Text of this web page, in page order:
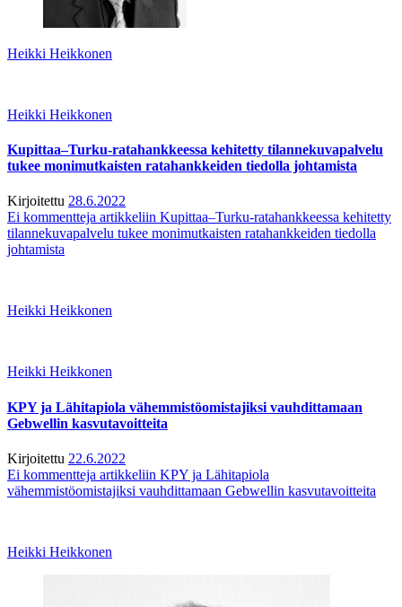
Heikki Heikkonen
Heikki Heikkonen
Kupittaa–Turku-ratahankkeessa kehitetty tilannekuvapalvelu
tukee monimutkaisten ratahankkeiden tiedolla johtamista
Kirjoitettu 28.6.2022
Ei kommentteja artikkeliin Kupittaa–Turku-ratahankkeessa kehitetty
tilannekuvapalvelu tukee monimutkaisten ratahankkeiden tiedolla
johtamista
Heikki Heikkonen
Heikki Heikkonen
KPY ja Lähitapiola vähemmistöomistajiksi vauhdittamaan
Gebwellin kasvutavoitteita
Kirjoitettu 22.6.2022
Ei kommentteja artikkeliin KPY ja Lähitapiola
vähemmistöomistajiksi vauhdittamaan Gebwellin kasvutavoitteita
Heikki Heikkonen